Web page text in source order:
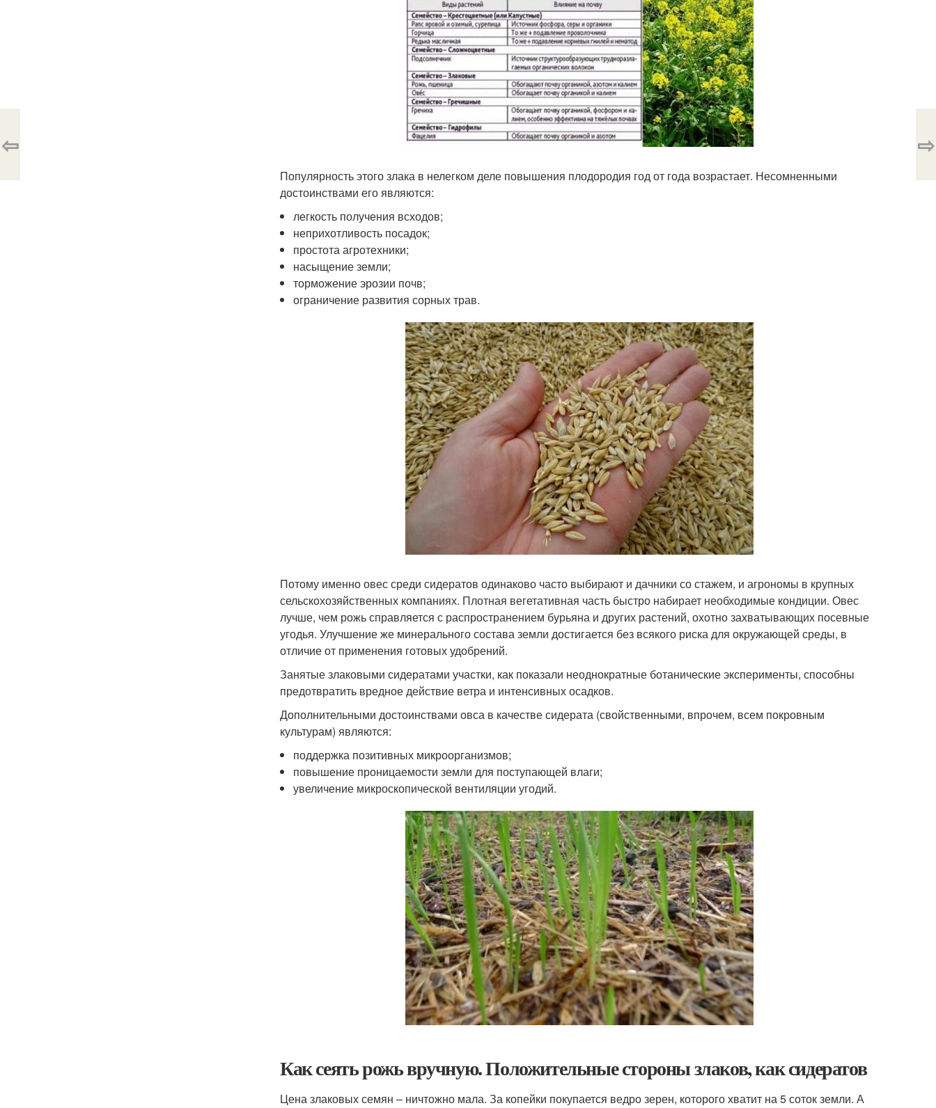
Популярность этого злака в нелегком деле повышения плодородия год от года возрастает. Несомненными
достоинствами его являются:
легкость получения всходов;
неприхотливость посадок;
простота агротехники;
насыщение земли;
торможение эрозии почв;
ограничение развития сорных трав.
Потому именно овес среди сидератов одинаково часто выбирают и дачники со стажем, и агрономы в крупных
сельскохозяйственных компаниях. Плотная вегетативная часть быстро набирает необходимые кондиции. Овес
лучше, чем рожь справляется с распространением бурьяна и других растений, охотно захватывающих посевные
угодья. Улучшение же минерального состава земли достигается без всякого риска для окружающей среды, в
отличие от применения готовых удобрений.
Занятые злаковыми сидератами участки, как показали неоднократные ботанические эксперименты, способны
предотвратить вредное действие ветра и интенсивных осадков.
Дополнительными достоинствами овса в качестве сидерата (свойственными, впрочем, всем покровным
культурам) являются:
поддержка позитивных микроорганизмов;
повышение проницаемости земли для поступающей влаги;
увеличение микроскопической вентиляции угодий.
Как сеять рожь вручную. Положительные стороны злаков, как сидератов
Цена злаковых семян – ничтожно мала. За копейки покупается ведро зерен, которого хватит на 5 соток земли. А
⇦ ⇨